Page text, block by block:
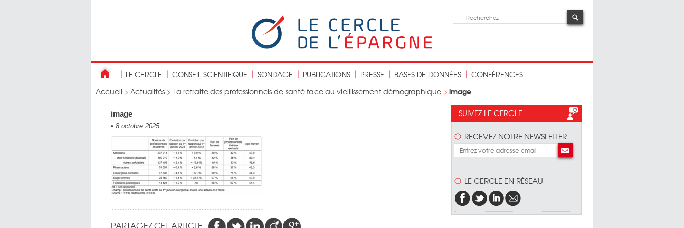
LE CERCLE CONSEIL SCIENTIFIQUE SONDAGE PUBLICATIONS PRESSE BASES DE DONNÉES
CONFÉRENCES
Accueil > Actualités > La retraite des professionnels de santé face au vieillissement démographique > image
image
• 8 octobre 2025
PARTAGEZ CET ARTICLE
SUIVEZ LE CERCLE
RECEVEZ NOTRE NEWSLETTER
LE CERCLE EN RÉSEAU